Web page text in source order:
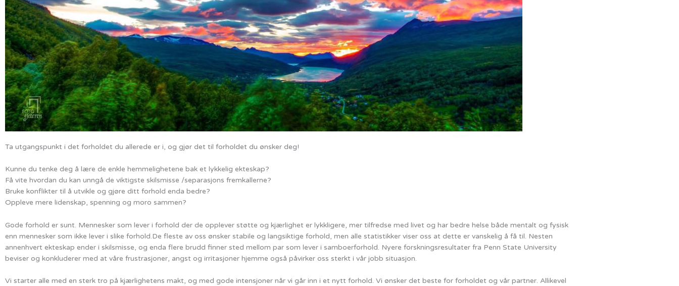
Ta utgangspunkt i det forholdet du allerede er i, og gjør det til forholdet du ønsker deg!
Kunne du tenke deg å lære de enkle hemmelighetene bak et lykkelig ekteskap?
Få vite hvordan du kan unngå de viktigste skilsmisse /separasjons fremkallerne?
Bruke konflikter til å utvikle og gjøre ditt forhold enda bedre?
Oppleve mere lidenskap, spenning og moro sammen?
Gode forhold er sunt. Mennesker som lever i forhold der de opplever støtte og kjærlighet er lykkligere, mer tilfredse med livet og har bedre helse både mentalt og fysisk
enn mennesker som ikke lever i slike forhold.De fleste av oss ønsker stabile og langsiktige forhold, men alle statistikker viser oss at dette er vanskelig å få til. Nesten
annenhvert ekteskap ender i skilsmisse, og enda flere brudd finner sted mellom par som lever i samboerforhold. Nyere forskningsresultater fra Penn State University
beviser og konkluderer med at våre frustrasjoner, angst og irritasjoner hjemme også påvirker oss sterkt i vår jobb situasjon.
Vi starter alle med en sterk tro på kjærlighetens makt, og med gode intensjoner når vi går inn i et nytt forhold. Vi ønsker det beste for forholdet og vår partner. Allikevel